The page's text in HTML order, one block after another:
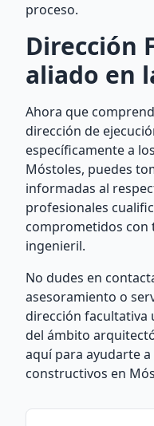
proceso.
Dirección
aliado en
Ahora que
dirección de
específicamente a
Móstoles, puedes
informadas al
profesionales
comprometidos con
ingenieril.
No dudes en
asesoramiento o
dirección facultativa
del ámbito
aquí para ayudarte
constructivos en